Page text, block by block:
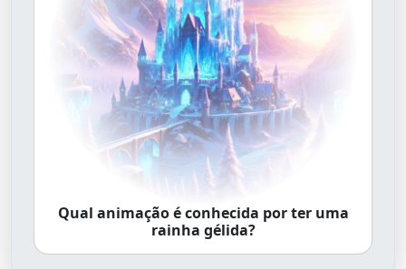
Qual animação é conhecida por ter uma
rainha gélida?